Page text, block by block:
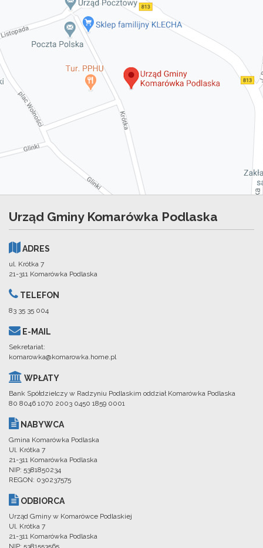
Urząd Gminy Komarówka Podlaska
ADRES
ul. Krótka 7
21-311 Komarówka Podlaska
TELEFON
83 35 35 004
E-MAIL
Sekretariat:
komarowka@komarowka.home.pl
WPŁATY
Bank Spółdzielczy w Radzyniu Podlaskim oddział Komarówka Podlaska
80 8046 1070 2003 0450 1859 0001
NABYWCA
Gmina Komarówka Podlaska
Ul. Krótka 7
21-311 Komarówka Podlaska
NIP: 5381850234
REGON: 030237575
ODBIORCA
Urząd Gminy w Komarówce Podlaskiej
Ul. Krótka 7
21-311 Komarówka Podlaska